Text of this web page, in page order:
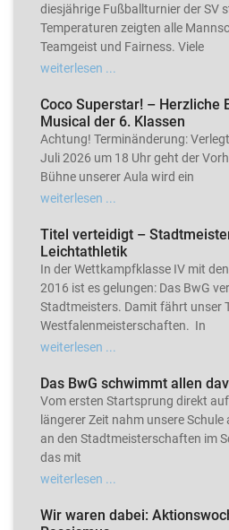
diesjährige Fußballturnier der SV
Temperaturen zeigten alle
Teamgeist und Fairness. Viele
weiterlesen ...
Coco Superstar! – Herzliche
Musical der 6. Klassen
Achtung! Terminänderung:
Juli 2026 um 18 Uhr geht der
Bühne unserer Aula wird ein
weiterlesen ...
Titel verteidigt –
Leichtathletik
In der Wettkampfklasse IV mit
2016 ist es gelungen: Das BwG
Stadtmeisters. Damit fährt unser
Westfalenmeisterschaften. In
weiterlesen ...
Das BwG schwimmt allen
Vom ersten Startsprung direkt
längerer Zeit nahm unsere
an den Stadtmeisterschaften im
das mit
weiterlesen ...
Wir waren dabei: